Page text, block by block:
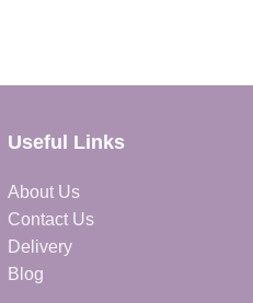
Useful Links
About Us
Contact Us
Delivery
Blog